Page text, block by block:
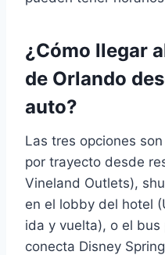
¿Cómo llegar
de Orlando
auto?
Las tres opciones
por trayecto desde
Vineland Outlets),
en el lobby del hotel
ida y vuelta), o el bus
conecta Disney